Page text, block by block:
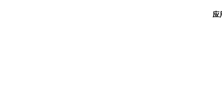
应